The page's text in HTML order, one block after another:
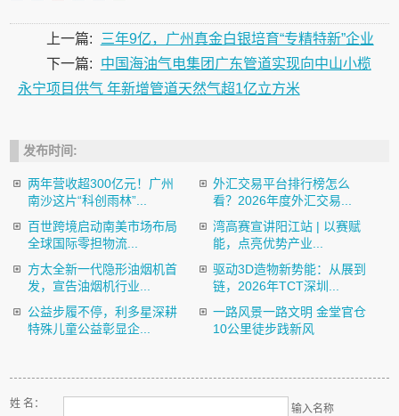
上一篇:
三年9亿，广州真金白银培育“专精特新”企业
下一篇:
中国海油气电集团广东管道实现向中山小榄
永宁项目供气 年新增管道天然气超1亿立方米
发布时间:
两年营收超300亿元！广州
南沙这片“科创雨林”...
外汇交易平台排行榜怎么
看？2026年度外汇交易...
百世跨境启动南美市场布局
全球国际零担物流...
湾高赛宣讲阳江站 | 以赛赋
能，点亮优势产业...
方太全新一代隐形油烟机首
发，宣告油烟机行业...
驱动3D造物新势能：从展到
链，2026年TCT深圳...
公益步履不停，利多星深耕
特殊儿童公益彰显企...
一路风景一路文明 金堂官仓
10公里徒步践新风
姓 名： 输入名称